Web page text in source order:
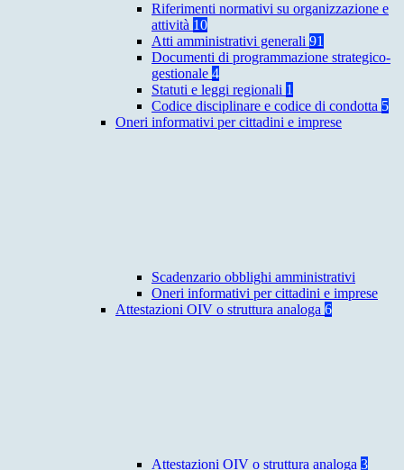
Riferimenti normativi su organizzazione e
attività 10
Atti amministrativi generali 91
Documenti di programmazione strategico-
gestionale 4
Statuti e leggi regionali 1
Codice disciplinare e codice di condotta 5
Oneri informativi per cittadini e imprese
Scadenzario obblighi amministrativi
Oneri informativi per cittadini e imprese
Attestazioni OIV o struttura analoga 6
Attestazioni OIV o struttura analoga 3